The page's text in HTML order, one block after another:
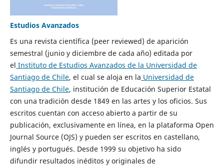
Estudios Avanzados
Es una revista científica (peer reviewed) de aparición
semestral (junio y diciembre de cada año) editada por
el Instituto de Estudios Avanzados de la Universidad de
Santiago de Chile, el cual se aloja en la Universidad de
Santiago de Chile, institución de Educación Superior Estatal
con una tradición desde 1849 en las artes y los oficios. Sus
escritos cuentan con acceso abierto a partir de su
publicación, exclusivamente en línea, en la plataforma Open
Journal Source (OJS) y pueden ser escritos en castellano,
inglés y portugués. Desde 1999 su objetivo ha sido
difundir resultados inéditos y originales de